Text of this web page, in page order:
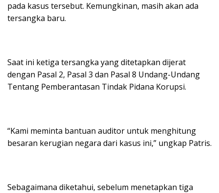
pada kasus tersebut. Kemungkinan, masih akan ada
tersangka baru.
Saat ini ketiga tersangka yang ditetapkan dijerat
dengan Pasal 2, Pasal 3 dan Pasal 8 Undang-Undang
Tentang Pemberantasan Tindak Pidana Korupsi.
“Kami meminta bantuan auditor untuk menghitung
besaran kerugian negara dari kasus ini,” ungkap Patris.
Sebagaimana diketahui, sebelum menetapkan tiga